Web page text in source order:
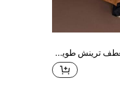
Maweii معطف ترينش طويل مرتخي مزدوج الصدر مع حزام مناسب للمقاسات الكبيرة للنساء، ملابس خارجية أنيقة للنساء للشتاء، للتنقل